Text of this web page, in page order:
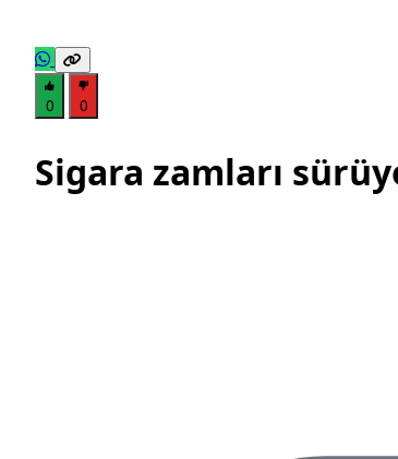
0 0
Sigara zamları